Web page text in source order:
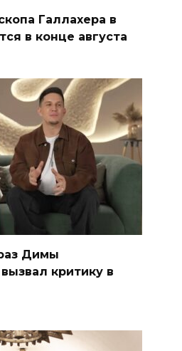
Галлахера в
в конце августа
Димы
критику в